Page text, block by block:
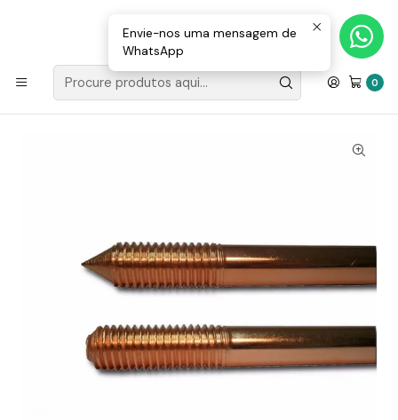
0
Loja Valongo: 220 150 143 (chamada para a rede fixa nacional) «»
E-mail: geral@movenergy.pt
Início
ELECTRODO TERRA 1.5M C/2 ROSCAS (TL)
Envie-nos uma mensagem de
WhatsApp